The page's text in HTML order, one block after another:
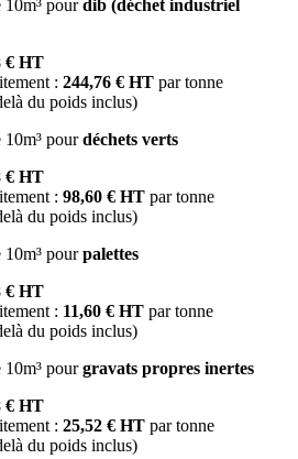
10m³ pourdib (déchet industriel
€ HT
: 244,76 € HT par tonne
du poids inclus)
pourdéchets verts
€ HT
: 98,60 € HT par tonne
du poids inclus)
pourpalettes
€ HT
: 11,60 € HT par tonne
du poids inclus)
pourgravats propres inertes
€ HT
: 25,52 € HT par tonne
du poids inclus)